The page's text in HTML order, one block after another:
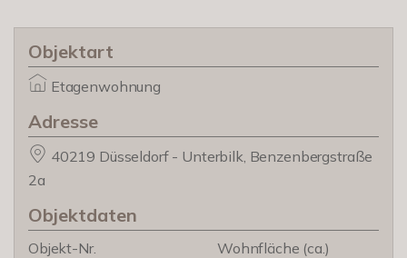
Objektart
Etagenwohnung
Adresse
40219 Düsseldorf - Unterbilk, Benzenbergstraße
2a
Objektdaten
Objekt-Nr.
Wohnfläche (ca.)